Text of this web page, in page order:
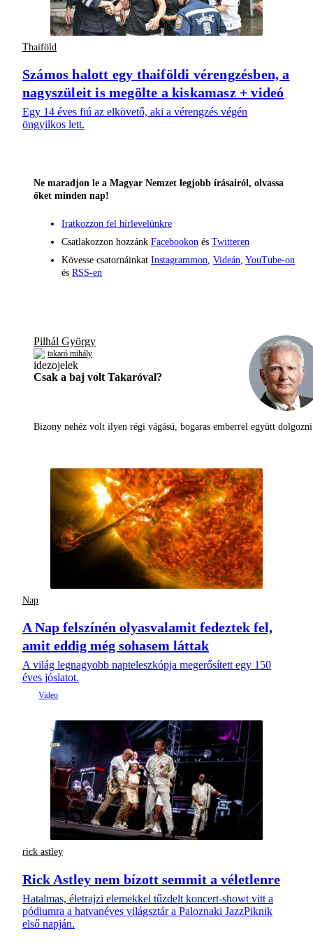
Thaiföld
Számos halott egy thaiföldi vérengzésben, a
nagyszüleit is megölte a kiskamasz + videó
Egy 14 éves fiú az elkövető, aki a vérengzés végén
öngyilkos lett.
Ne maradjon le a Magyar Nemzet legjobb írásairól, olvassa
őket minden nap!
Iratkozzon fel hírlevelünkre
Csatlakozzon hozzánk Facebookon és Twitteren
Kövesse csatornáinkat Instagrammon, Videán, YouTube-on
és RSS-en
Pilhál György
takaró mihály
Csak a baj volt Takaróval?
Bizony nehéz volt ilyen régi vágású, bogaras emberrel együtt
Nap
A Nap felszínén olyasvalamit fedeztek fel,
amit eddig még sohasem láttak
A világ legnagyobb napteleszkópja megerősített egy 150
éves jóslatot.
rick astley
Rick Astley nem bízott semmit a véletlenre
Hatalmas, életrajzi elemekkel tűzdelt koncert-showt vitt a
pódiumra a hatvanéves világsztár a Paloznaki JazzPiknik
első napján.